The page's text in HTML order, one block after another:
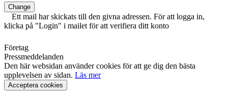
Change
Ett mail har skickats till den givna adressen. För att logga in,
klicka på "Login" i mailet för att verifiera ditt konto
Företag
Pressmeddelanden
Den här websidan använder cookies för att ge dig den bästa
upplevelsen av sidan. Läs mer
Acceptera cookies